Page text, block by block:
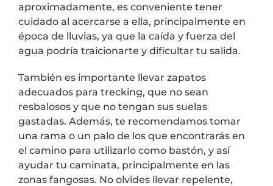
aproximadamente, es conveniente tener
cuidado al acercarse a ella, principalmente en
época de lluvias, ya que la caída y fuerza del
agua podría traicionarte y dificultar tu salida.
También es importante llevar zapatos
adecuados para trecking, que no sean
resbalosos y que no tengan sus suelas
gastadas. Además, te recomendamos tomar
una rama o un palo de los que encontrarás en
el camino para utilizarlo como bastón, y así
ayudar tu caminata, principalmente en las
zonas fangosas. No olvides llevar repelente,